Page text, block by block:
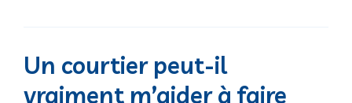
Un courtier peut-il
vraiment m’aider à faire